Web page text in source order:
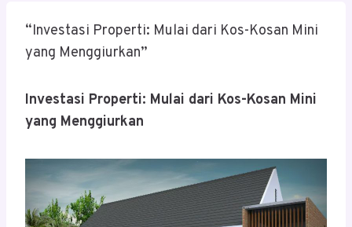
“Investasi Properti: Mulai dari Kos-Kosan Mini
yang Menggiurkan”
Investasi Properti: Mulai dari Kos-Kosan Mini
yang Menggiurkan